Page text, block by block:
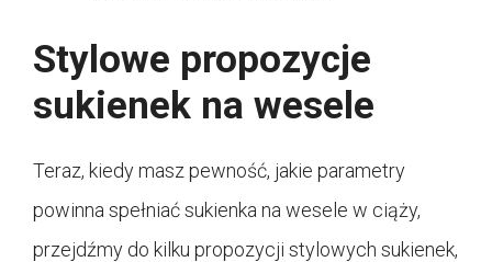
Stylowe propozycje
sukienek na wesele
Teraz, kiedy masz pewność, jakie parametry
powinna spełniać sukienka na wesele w ciąży,
przejdźmy do kilku propozycji stylowych sukienek,